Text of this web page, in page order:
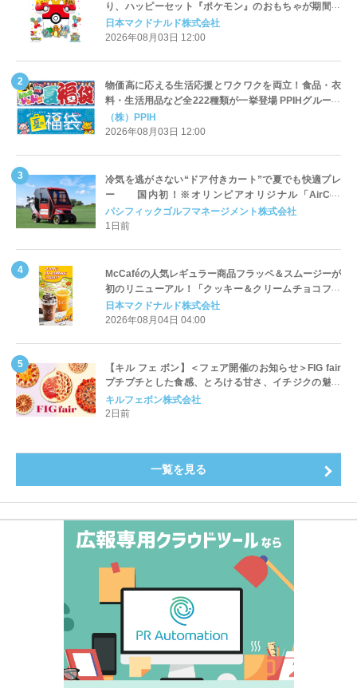
り、ハッピーセット『ポケモン』のおもちゃが期間限
定登場
日本マクドナルド株式会社
2026年08月03日 12:00
物価高に応える生活応援とワクワクを両立！食品・衣
料・生活用品など全222種類が一挙登場 PPIHグループ
「夏福袋」＆セール 8月6日(木)より順次スタート
（株）PPIH
2026年08月03日 12:00
冷気を逃がさない“ドア付きカート”で夏でも快適プレ
ー 国内初！※オリンピアオリジナル「AirCon
Cart（エアコンカート）」導入 | ＰＧＭ
パシフィックゴルフマネージメント株式会社
1日前
McCaféの人気レギュラー商品フラッペ＆スムージーが
初のリニューアル！「クッキー＆クリームチョコフラ
ッペ」「マンゴースムージー」8月5日（水）から販売
開始
日本マクドナルド株式会社
2026年08月04日 04:00
【キル フェ ボン】＜フェア開催のお知らせ＞FIG fair
プチプチとした食感、とろける甘さ、イチジクの魅力
をたっぷりと。新作を含め、イチジク尽くしの全4種が
登場8月20日（木）スタート
キルフェボン株式会社
2日前
一覧を見る